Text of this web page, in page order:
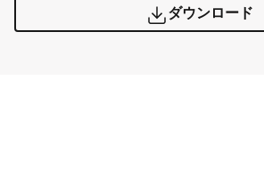
ダウンロード